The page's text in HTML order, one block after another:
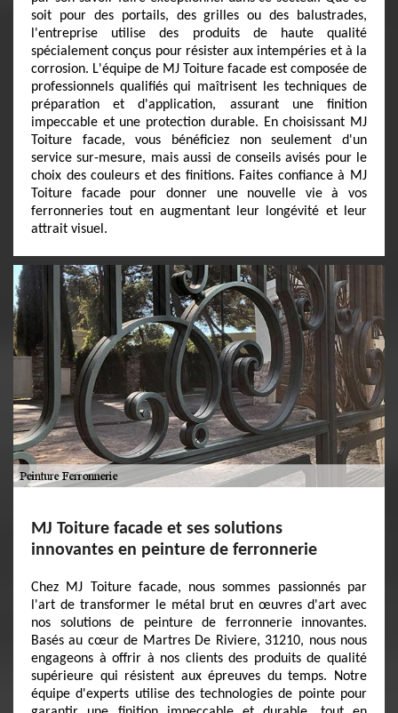
soit pour des portails, des grilles ou des balustrades,
l'entreprise utilise des produits de haute qualité
spécialement conçus pour résister aux intempéries et à la
corrosion. L'équipe de MJ Toiture facade est composée de
professionnels qualifiés qui maîtrisent les techniques de
préparation et d'application, assurant une finition
impeccable et une protection durable. En choisissant MJ
Toiture facade, vous bénéficiez non seulement d'un
service sur-mesure, mais aussi de conseils avisés pour le
choix des couleurs et des finitions. Faites confiance à MJ
Toiture facade pour donner une nouvelle vie à vos
ferronneries tout en augmentant leur longévité et leur
attrait visuel.
MJ Toiture facade et ses solutions
innovantes en peinture de ferronnerie
Chez MJ Toiture facade, nous sommes passionnés par
l'art de transformer le métal brut en œuvres d'art avec
nos solutions de peinture de ferronnerie innovantes.
Basés au cœur de Martres De Riviere, 31210, nous nous
engageons à offrir à nos clients des produits de qualité
supérieure qui résistent aux épreuves du temps. Notre
équipe d'experts utilise des technologies de pointe pour